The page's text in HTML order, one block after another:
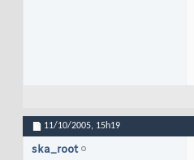
11/10/2005, 15h19
ska_root